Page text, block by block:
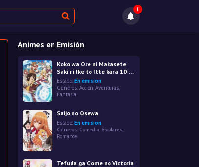
1
Animes en Emisión
Koko wa Ore ni Makasete
Saki ni Ike to Itte kara 10-
nen ga Tattara Densetsu ni
Natteita.
Estado: En emision
Géneros: Acción,Aventuras
Fantasía
Saijo no Osewa
Estado: En emision
Géneros: Comedia, Escolares
Romance
Tefuda ga Oome no Victoria